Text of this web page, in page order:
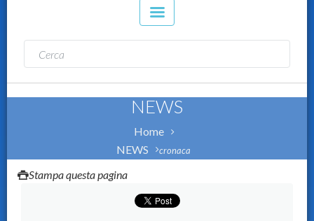
NEWS
Home
NEWS
cronaca
Stampa questa pagina